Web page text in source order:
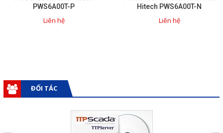
PWS6A00T-P
Liên hệ
Hitech PWS6A00T-N
Liên hệ
ĐỐI TÁC